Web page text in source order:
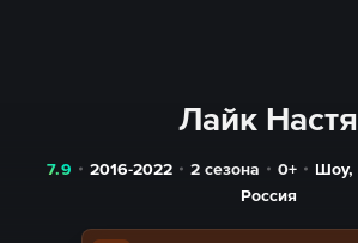
Лайк Настя
7.9 2016-2022 2 сезона 0+ Шоу,
Россия